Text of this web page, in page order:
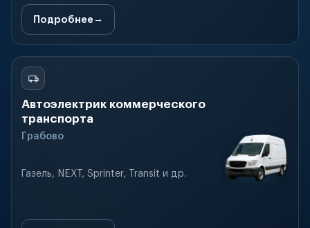
Подробнее
Автоэлектрик коммерческого
транспорта
Грабово
Газель, NEXT, Sprinter, Transit и др.